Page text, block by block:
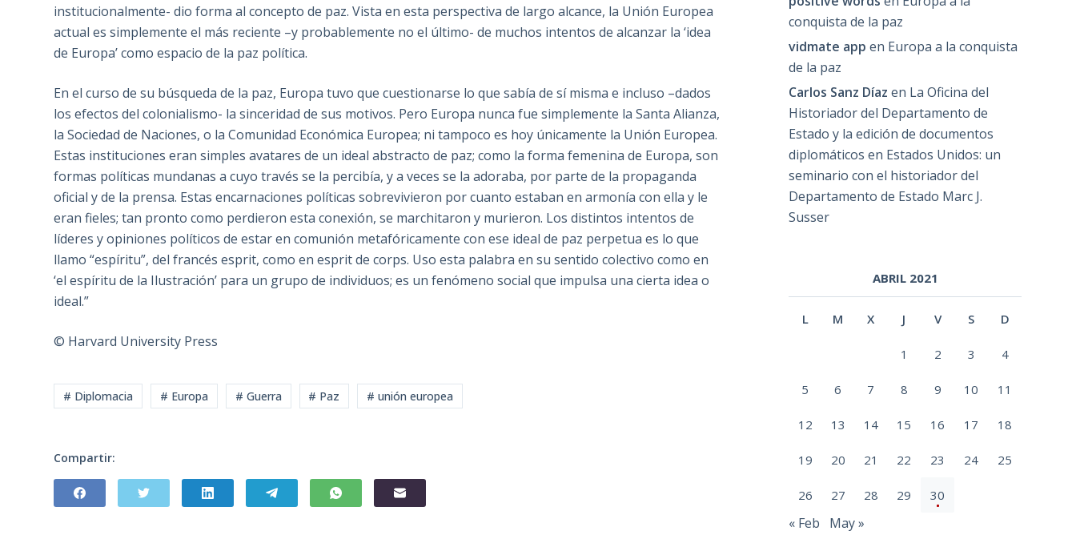
institucionalmente- dio forma al concepto de paz. Vista en esta perspectiva de largo alcance, la Unión Europea
actual es simplemente el más reciente –y probablemente no el último- de muchos intentos de alcanzar la ‘idea
de Europa’ como espacio de la paz política.
En el curso de su búsqueda de la paz, Europa tuvo que cuestionarse lo que sabía de sí misma e incluso –dados
los efectos del colonialismo- la sinceridad de sus motivos. Pero Europa nunca fue simplemente la Santa Alianza,
la Sociedad de Naciones, o la Comunidad Económica Europea; ni tampoco es hoy únicamente la Unión Europea.
Estas instituciones eran simples avatares de un ideal abstracto de paz; como la forma femenina de Europa, son
formas políticas mundanas a cuyo través se la percibía, y a veces se la adoraba, por parte de la propaganda
oficial y de la prensa. Estas encarnaciones políticas sobrevivieron por cuanto estaban en armonía con ella y le
eran fieles; tan pronto como perdieron esta conexión, se marchitaron y murieron. Los distintos intentos de
líderes y opiniones políticos de estar en comunión metafóricamente con ese ideal de paz perpetua es lo que
llamo “espíritu”, del francés esprit, como en esprit de corps. Uso esta palabra en su sentido colectivo como en
‘el espíritu de la Ilustración’ para un grupo de individuos; es un fenómeno social que impulsa una cierta idea o
ideal.”
© Harvard University Press
# Diplomacia # Europa # Guerra # Paz # unión europea
Compartir:
conquista de la paz
vidmate app en Europa a la conquista
de la paz
Carlos Sanz Díaz en La Oficina del
Historiador del Departamento de
Estado y la edición de documentos
diplomáticos en Estados Unidos: un
seminario con el historiador del
Departamento de Estado Marc J.
Susser
ABRIL 2021
L M X J V S D
1 2 3 4
5 6 7 8 9 10 11
12 13 14 15 16 17 18
19 20 21 22 23 24 25
26 27 28 29 30
« Feb May »